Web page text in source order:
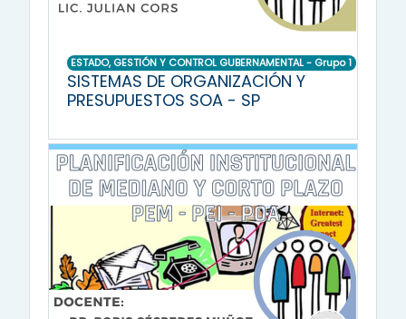
ESTADO, GESTIÓN Y CONTROL GUBERNAMENTAL - Grupo 1
SISTEMAS DE ORGANIZACIÓN Y
PRESUPUESTOS SOA - SP